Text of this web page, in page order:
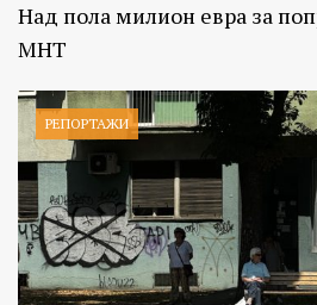
Над пола милион евра за
МНТ
РЕПОРТАЖИ